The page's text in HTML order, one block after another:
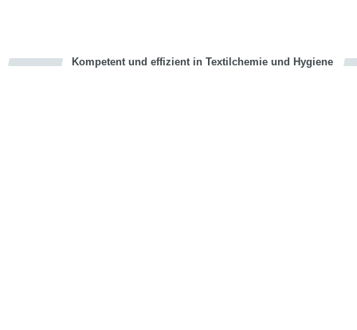
Kompetent und effizient in Textilchemie und Hygiene